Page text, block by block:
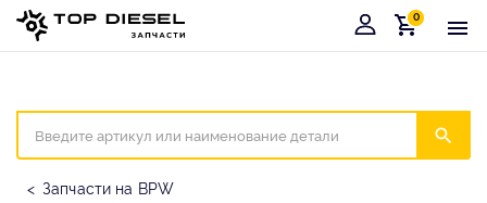
Корзина
0
Запчасти на BPW